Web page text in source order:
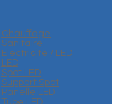
Chauffage
Sanitaire
Electricité / LED
LED
Spot LED
Support Spot
Panelle LED
Tube LED